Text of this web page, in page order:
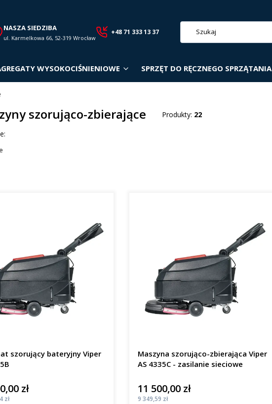
+48 71 333 13 37
NASZA SIEDZIBA
ul. Karmelkowa 66, 52-319 Wrocław
WYSOKOCIŚNIENIOWE SPRZĘT DO RĘCZNEGO SPRZĄTANIA
szorująco-zbierające Produkty: 22
szorujący bateryjny Viper
zł
zł
Maszyna szorująco-zbierająca Viper
AS 4335C - zasilanie sieciowe
Cena
11 500,00 zł
Cena
9 349,59 zł